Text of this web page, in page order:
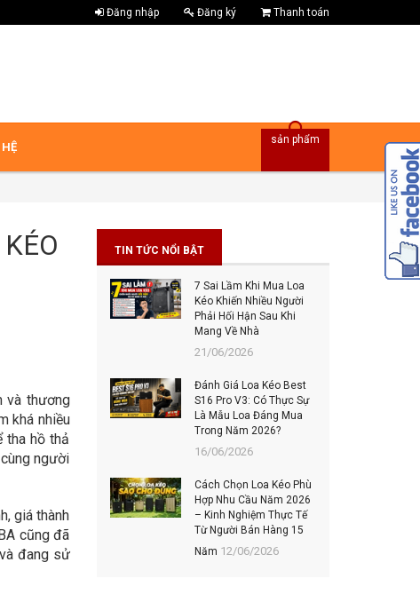
Đăng nhập Đăng ký Thanh toán
sản phẩm
và thương
khá nhiều
tha hồ thả
người
giá thành
cũng đã
đang sử
TIN TỨC NỔI BẬT
7 Sai Lầm Khi Mua Loa
Kéo Khiến Nhiều Người
Phải Hối Hận Sau Khi
Mang Về Nhà
21/06/2026
Đánh Giá Loa Kéo Best
S16 Pro V3: Có Thực Sự
Là Mẫu Loa Đáng Mua
Trong Năm 2026?
16/06/2026
Cách Chọn Loa Kéo Phù
Hợp Nhu Cầu Năm 2026
– Kinh Nghiệm Thực Tế
Từ Người Bán Hàng 15
Năm 12/06/2026